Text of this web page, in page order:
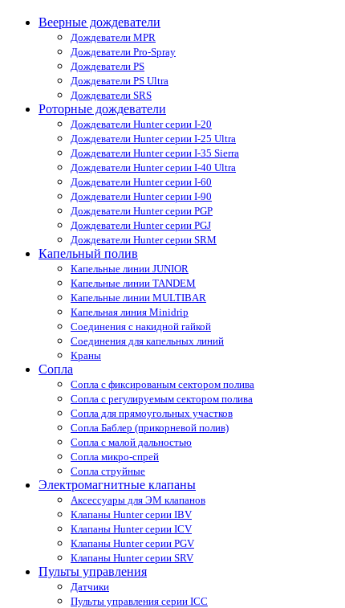
Веерные дождеватели
Дождеватели MPR
Дождеватели Pro-Spray
Дождеватели PS
Дождеватели PS Ultra
Дождеватели SRS
Роторные дождеватели
Дождеватели Hunter серии I-20
Дождеватели Hunter серии I-25 Ultra
Дождеватели Hunter серии I-35 Sierra
Дождеватели Hunter серии I-40 Ultra
Дождеватели Hunter серии I-60
Дождеватели Hunter серии I-90
Дождеватели Hunter серии PGP
Дождеватели Hunter серии PGJ
Дождеватели Hunter серии SRM
Капельный полив
Капельные линии JUNIOR
Капельные линии TANDEM
Капельные линии MULTIBAR
Капельная линия Minidrip
Соединения с накидной гайкой
Соединения для капельных линий
Краны
Сопла
Cопла с фиксированым сектором полива
Сопла с регулируемым сектором полива
Сопла для прямоугольных участков
Сопла Баблер (прикорневой полив)
Сопла с малой дальностью
Сопла микро-спрей
Сопла струйные
Электромагнитные клапаны
Аксессуары для ЭМ клапанов
Клапаны Hunter серии IBV
Клапаны Hunter серии ICV
Клапаны Hunter серии PGV
Клапаны Hunter серии SRV
Пульты управления
Датчики
Пульты управления серии ICС